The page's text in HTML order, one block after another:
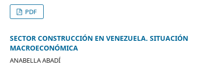
PDF
SECTOR CONSTRUCCIÓN EN VENEZUELA. SITUACIÓN
MACROECONÓMICA
ANABELLA ABADÍ